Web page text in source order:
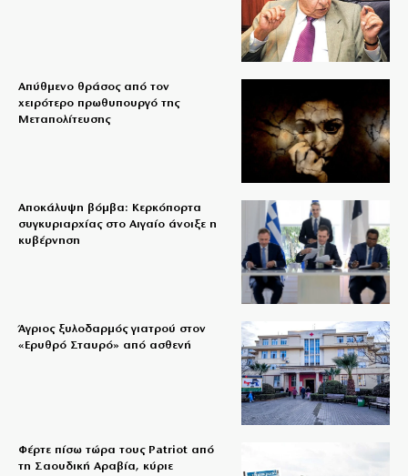
Απύθμενο θράσος από τον
χειρότερο πρωθυπουργό της
Μεταπολίτευσης
Αποκάλυψη βόμβα: Κερκόπορτα
συγκυριαρχίας στο Αιγαίο άνοιξε η
κυβέρνηση
Άγριος ξυλοδαρμός γιατρού στον
«Ερυθρό Σταυρό» από ασθενή
Φέρτε πίσω τώρα τους Patriot από
τη Σαουδική Αραβία, κύριε